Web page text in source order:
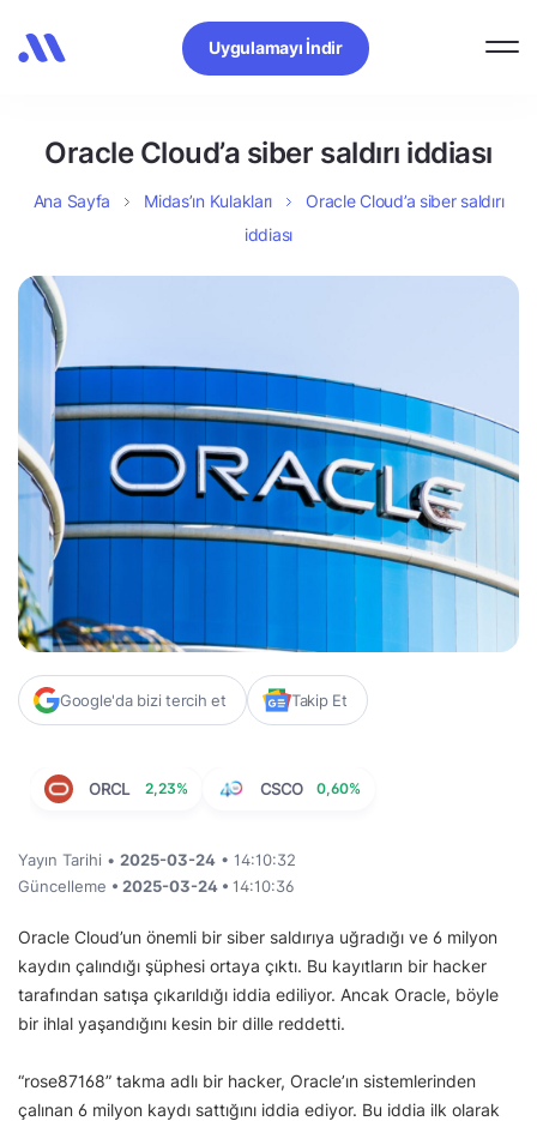
Uygulamayı İndir
Oracle Cloud’a siber saldırı iddiası
Ana Sayfa Midas’ın Kulakları
Oracle Cloud’a siber saldırı
iddiası
Google'da bizi tercih et Takip Et
ORCL 2,23% CSCO 0,60%
Yayın Tarihi • 2025-03-24 • 14:10:32
Güncelleme • 2025-03-24 • 14:10:36
Oracle Cloud’un önemli bir siber saldırıya uğradığı ve 6 milyon
kaydın çalındığı şüphesi ortaya çıktı. Bu kayıtların bir hacker
tarafından satışa çıkarıldığı iddia ediliyor. Ancak Oracle, böyle
bir ihlal yaşandığını kesin bir dille reddetti.
“rose87168” takma adlı bir hacker, Oracle’ın sistemlerinden
çalınan 6 milyon kaydı sattığını iddia ediyor. Bu iddia ilk olarak